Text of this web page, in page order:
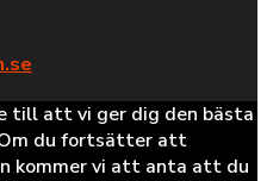
till att vi ger dig den bästa
Om du fortsätter att
kommer vi att anta att du